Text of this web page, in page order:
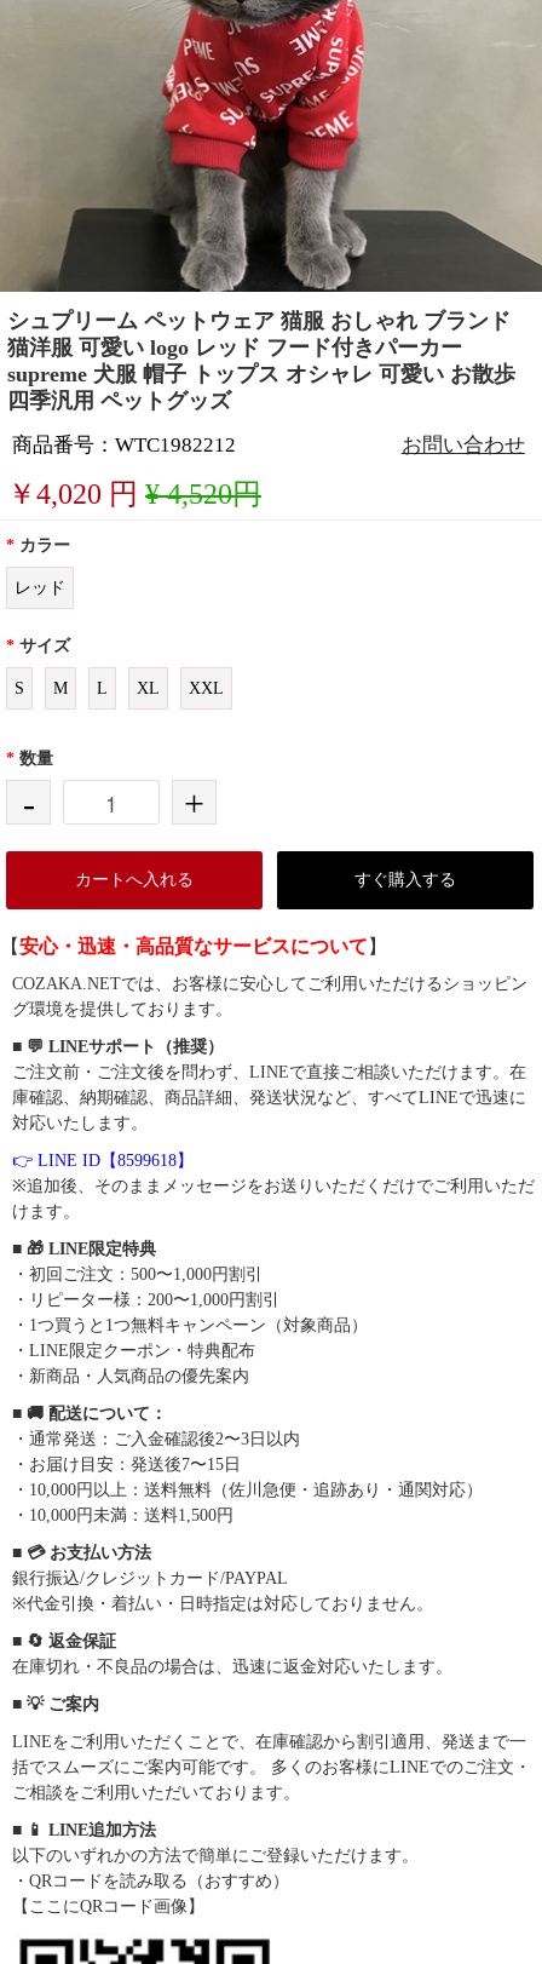
シュプリーム ペットウェア 猫服 おしゃれ ブランド
猫洋服 可愛い logo レッド フード付きパーカー
supreme 犬服 帽子 トップス オシャレ 可愛い お散歩
四季汎用 ペットグッズ
商品番号：WTC1982212 お問い合わせ
￥4,020 円 ¥ 4,520円
* カラー
レッド
* サイズ
S M L XL XXL
* 数量
- +
カートへ入れる すぐ購入する
【安心・迅速・高品質なサービスについて 】
COZAKA.NETでは、お客様に安心してご利用いただけるショッピン
グ環境を提供しております。
■ 💬 LINEサポート（推奨）
ご注文前・ご注文後を問わず、LINEで直接ご相談いただけます。在
庫確認、納期確認、商品詳細、発送状況など、すべてLINEで迅速に
対応いたします。
👉 LINE ID【8599618】
※追加後、そのままメッセージをお送りいただくだけでご利用いただ
けます。
■ 🎁 LINE限定特典
・初回ご注文：500〜1,000円割引
・リピーター様：200〜1,000円割引
・1つ買うと1つ無料キャンペーン（対象商品）
・LINE限定クーポン・特典配布
・新商品・人気商品の優先案内
■ 🚚 配送について：
・通常発送：ご入金確認後2〜3日以内
・お届け目安：発送後7〜15日
・10,000円以上：送料無料（佐川急便・追跡あり・通関対応）
・10,000円未満：送料1,500円
■ 💳 お支払い方法
銀行振込/クレジットカード/PAYPAL
※代金引換・着払い・日時指定は対応しておりません。
■ 🔄 返金保証
在庫切れ・不良品の場合は、迅速に返金対応いたします。
■ 💡 ご案内
LINEをご利用いただくことで、在庫確認から割引適用、発送まで一
括でスムーズにご案内可能です。 多くのお客様にLINEでのご注文・
ご相談をご利用いただいております。
■ 📱 LINE追加方法
以下のいずれかの方法で簡単にご登録いただけます。
・QRコードを読み取る（おすすめ）
【ここにQRコード画像】